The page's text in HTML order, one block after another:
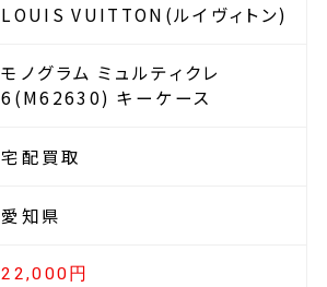
LOUIS VUITTON(ルイヴィトン)
モノグラム ミュルティクレ
6(M62630) キーケース
宅配買取
愛知県
22,000